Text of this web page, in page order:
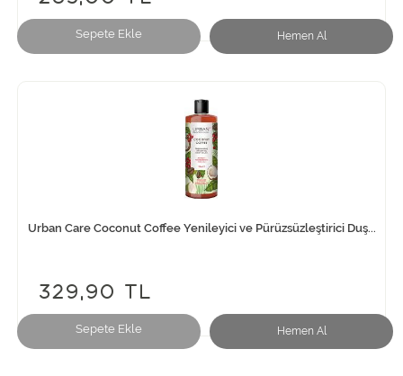
Sepete Ekle Hemen Al
Sepete Ekle Hemen Al
Urban Care Coconut Coffee Yenileyici ve Pürüzsüzleştirici Duş...
329,90 TL